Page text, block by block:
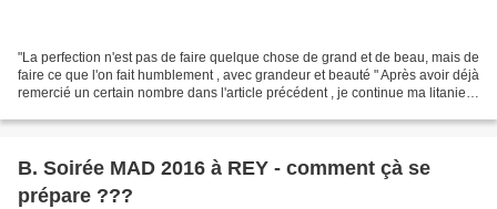
"La perfection n'est pas de faire quelque chose de grand et de beau, mais de
faire ce que l'on fait humblement , avec grandeur et beauté " Après avoir déjà
remercié un certain nombre dans l'article précédent , je continue ma litanie
B. Soirée MAD 2016 à REY - comment çà se
prépare ???